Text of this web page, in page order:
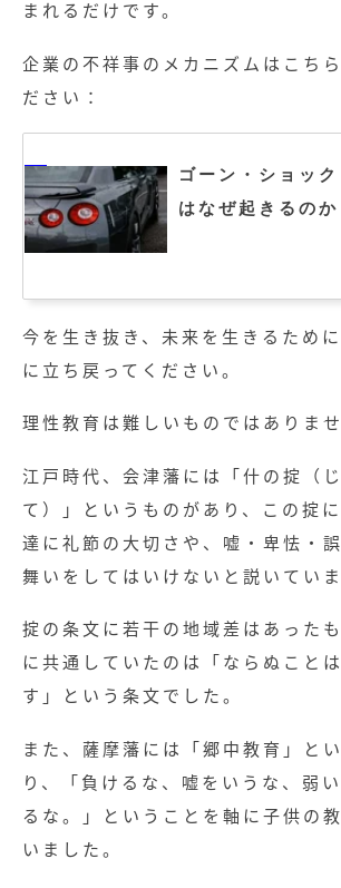
まれるだけです。
企業の不祥事のメカニズムはこち
ださい：
ゴーン・ショッ
はなぜ起きるのか
今を生き抜き、未来を生きるため
に立ち戻ってください。
理性教育は難しいものではありませ
江戸時代、会津藩には「什の掟（
て）」というものがあり、この掟
達に礼節の大切さや、嘘・卑怯・
舞いをしてはいけないと説いていま
掟の条文に若干の地域差はあった
に共通していたのは「ならぬこと
す」という条文でした。
また、薩摩藩には「郷中教育」と
り、「負けるな、嘘をいうな、弱
るな。」ということを軸に子供の
いました。